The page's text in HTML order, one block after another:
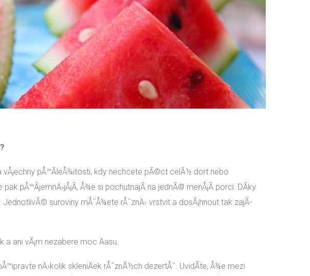
pÅ™Ã­leÅ¾itosti, kdy nechcete pÃ©ct celÃ½ dort nebo
pÅ™Ã­jemnÄ›jÅ¡Ã­, Å¾e si pochutnajÃ­ na jednÃ© menÅ¡Ã­ porci. DÃ­ky
suroviny mÅ¯Å¾ete rÅ¯znÄ› vrstvit a dosÃ¡hnout tak zajÃ­
a ani vÃ¡m nezabere moc Äasu.
nÄ›kolik skleniÄek rÅ¯znÃ½ch dezertÅ¯. UvidÃ­te, Å¾e mezi